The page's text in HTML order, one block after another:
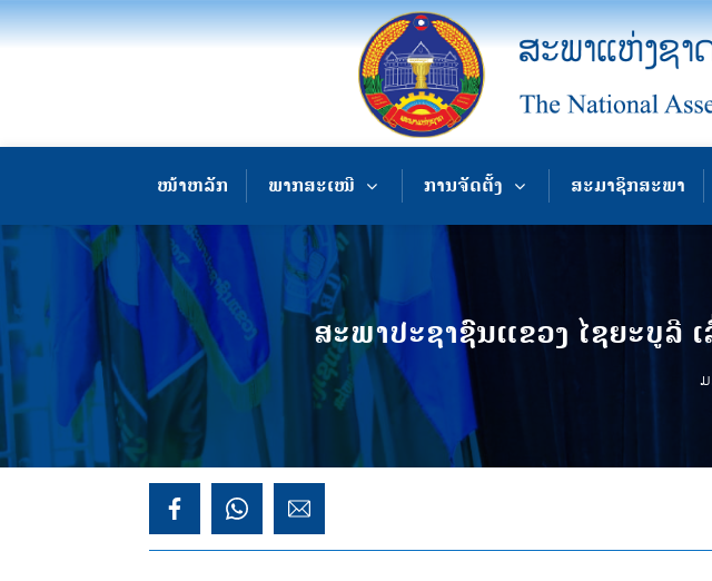
ໜ້າຫລັກ ພາກສະເໜີ ການຈັດຕັ້ງ ສະມາຊິກສະພາ
ສະພາປະຊາຊົນແຂວງ ໄຊຍະບູລີ